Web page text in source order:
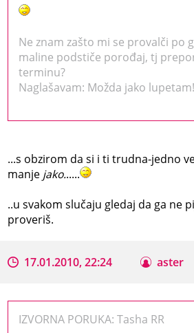
Ne znam zašto mi se provalči po
maline podstiče porođaj, tj
terminu?
Naglašavam: Možda jako
...s obzirom da si i ti trudna-jedno
manje jako......
..u svakom slučaju gledaj da ga ne
proveriš.
17.01.2010, 22:24 aster
IZVORNA PORUKA: Tasha RR